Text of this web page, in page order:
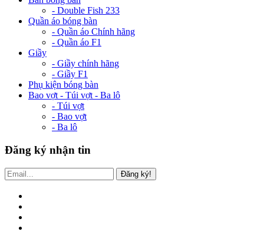
- Double Fish 233
Quần áo bóng bàn
- Quần áo Chính hãng
- Quần áo F1
Giầy
- Giầy chính hãng
- Giầy F1
Phụ kiện bóng bàn
Bao vợt - Túi vợt - Ba lô
- Túi vợt
- Bao vợt
- Ba lô
Đăng ký nhận tin
Đăng ký!